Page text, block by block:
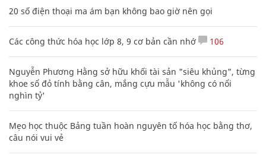
20 số điện thoại ma ám bạn không bao giờ nên gọi
Các công thức hóa học lớp 8, 9 cơ bản cần nhớ 106
Nguyễn Phương Hằng sở hữu khối tài sản "siêu khủng", từng
khoe sổ đỏ tính bằng cân, mắng cựu mẫu 'không có nổi
nghìn tỷ'
Mẹo học thuộc Bảng tuần hoàn nguyên tố hóa học bằng thơ,
câu nói vui vẻ